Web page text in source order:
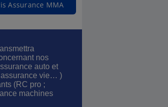
Assurance MMA
nos
auto et
assurance vie… )
(RC pro ;
machines